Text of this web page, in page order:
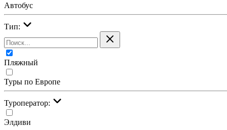
Автобус
Тип:
Пляжный
Туры по Европе
Туроператор:
Элдиви